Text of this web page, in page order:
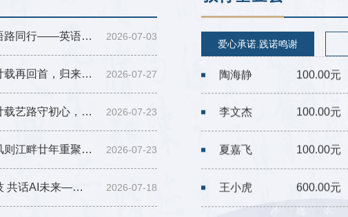
英缘三十，语路同行——英语932班毕业30周年重返母校 2026-07-03
秩年返校丨廿载再回首，归来仍少年——绍兴大学医学检验2006届毕业20周年重返母校 2026-07-27
秩年返校丨廿载艺路守初心，久别重聚忆韶华——美术与设计专业2006届校友毕业二十周年重返母校 2026-07-23
秩年返校丨风则江畔廿年重聚，共赴滚烫青春之约——工商023班毕业20周年重返母校 2026-07-23
感受前沿科技 共话AI未来——绍大柯桥越城校友走进阿里交流学习 2026-07-18
爱心承诺.践诺鸣谢
刘陈斯
陶海静 100.00元
李文杰 100.00元
夏嘉飞 100.00元
王小虎 600.00元